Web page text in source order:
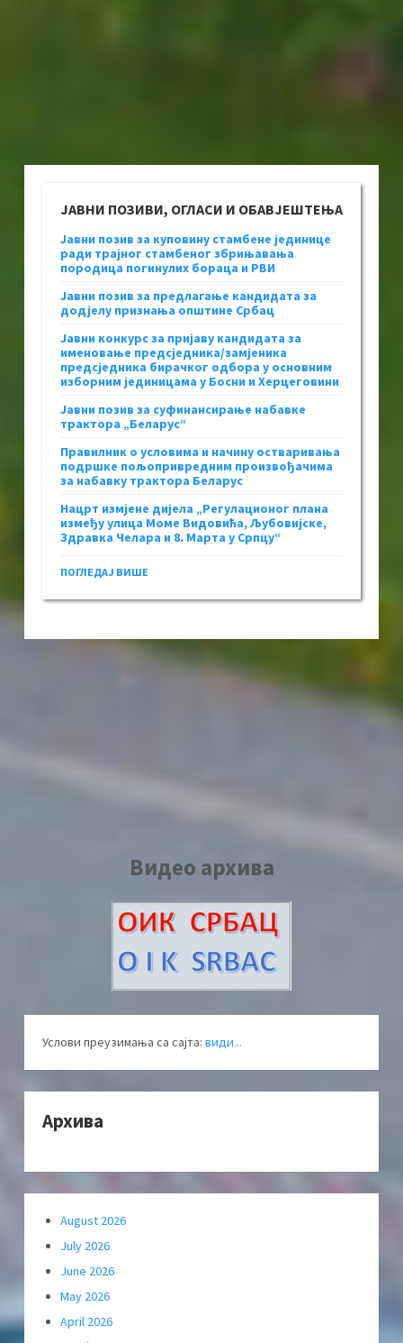
ЈАВНИ ПОЗИВИ, ОГЛАСИ И ОБАВЈЕШТЕЊА
Јавни позив за куповину стамбене јединице
ради трајног стамбеног збрињавања
породица погинулих бораца и РВИ
Јавни позив за предлагање кандидата за
додјелу признања општине Србац
Јавни конкурс за пријаву кандидата за
именовање предсједника/замјеника
предсједника бирачког одбора у основним
изборним јединицама у Босни и Херцеговини
Јавни позив за суфинансирање набавке
трактора „Беларус“
Правилник о условима и начину остваривања
подршке пољопривредним произвођачима
за набавку трактора Беларус
Нацрт измјене дијела „Регулационог плана
између улица Моме Видовића, Љубовијске,
Здравка Челара и 8. Марта у Српцу“
ПОГЛЕДАЈ ВИШЕ
Видео архива
Услови преузимања са сајта: види...
Архива
August 2026
July 2026
June 2026
May 2026
April 2026